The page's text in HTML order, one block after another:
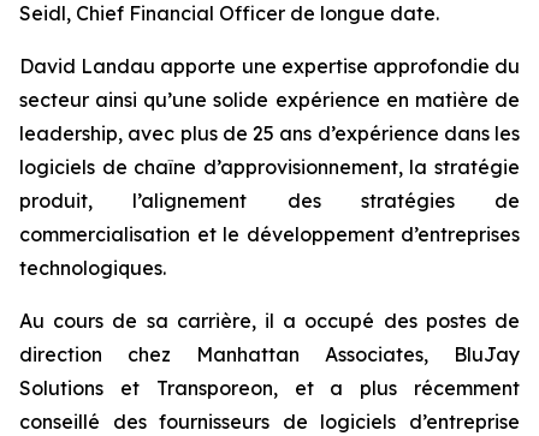
Seidl, Chief Financial Officer de longue date.
David Landau apporte une expertise approfondie du
secteur ainsi qu’une solide expérience en matière de
leadership, avec plus de 25 ans d’expérience dans les
logiciels de chaîne d’approvisionnement, la stratégie
produit, l’alignement des stratégies de
commercialisation et le développement d’entreprises
technologiques.
Au cours de sa carrière, il a occupé des postes de
direction chez Manhattan Associates, BluJay
Solutions et Transporeon, et a plus récemment
conseillé des fournisseurs de logiciels d’entreprise